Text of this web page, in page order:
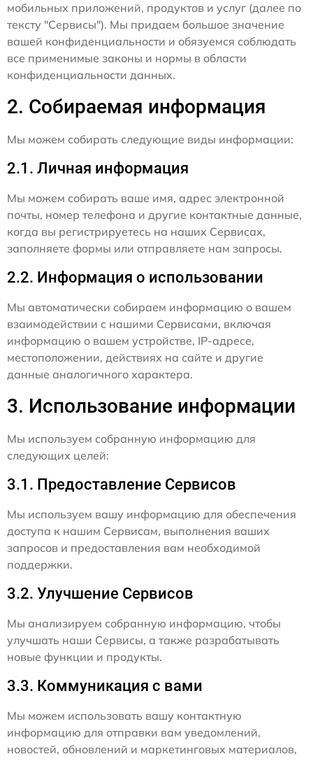
мобильных приложений, продуктов и услуг (далее по
тексту "Сервисы"). Мы придаем большое значение
вашей конфиденциальности и обязуемся соблюдать
все применимые законы и нормы в области
конфиденциальности данных.
2. Собираемая информация
Мы можем собирать следующие виды информации:
2.1. Личная информация
Мы можем собирать ваше имя, адрес электронной
почты, номер телефона и другие контактные данные,
когда вы регистрируетесь на наших Сервисах,
заполняете формы или отправляете нам запросы.
2.2. Информация о использовании
Мы автоматически собираем информацию о вашем
взаимодействии с нашими Сервисами, включая
информацию о вашем устройстве, IP-адресе,
местоположении, действиях на сайте и другие
данные аналогичного характера.
3. Использование информации
Мы используем собранную информацию для
следующих целей:
3.1. Предоставление Сервисов
Мы используем вашу информацию для обеспечения
доступа к нашим Сервисам, выполнения ваших
запросов и предоставления вам необходимой
поддержки.
3.2. Улучшение Сервисов
Мы анализируем собранную информацию, чтобы
улучшать наши Сервисы, а также разрабатывать
новые функции и продукты.
3.3. Коммуникация с вами
Мы можем использовать вашу контактную
информацию для отправки вам уведомлений,
новостей, обновлений и маркетинговых материалов,